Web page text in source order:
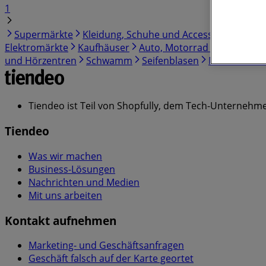
1
Supermärkte
Kleidung, Schuhe und Accessoires
Elektromärkte
Kaufhäuser Auto, Motorrad und
und Hörzentren
Schwamm Seifenblasen
Tiendeo ist Teil von Shopfully, dem Tech-
Tiendeo
Was wir machen
Business-Lösungen
Nachrichten und Medien
Mit uns arbeiten
Kontakt aufnehmen
Marketing- und Geschäftsanfragen
Geschäft falsch auf der Karte geortet